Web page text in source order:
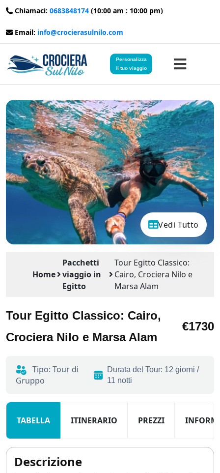
Chiamaci: 0683848174 (10:00 am : 10:00 pm)
Email: info@crocierasulnilo.com
Personalizza
il tuo viaggio
Home
Viaggi in Egitto
Crociere sul Nilo
Viaggi in Giordania
Vedi Tutto
Home
Pacchetti
viaggio in
Egitto
Tour Egitto Classico:
Cairo, Crociera Nilo e
Marsa Alam
Tour Egitto Classico: Cairo,
Crociera Nilo e Marsa Alam
€1730
Tipo: Tour di
Gruppo
Durata del Tour: 12 giorni /
11 notti
TABELLA ITINERARIO PREZZI
Descrizione